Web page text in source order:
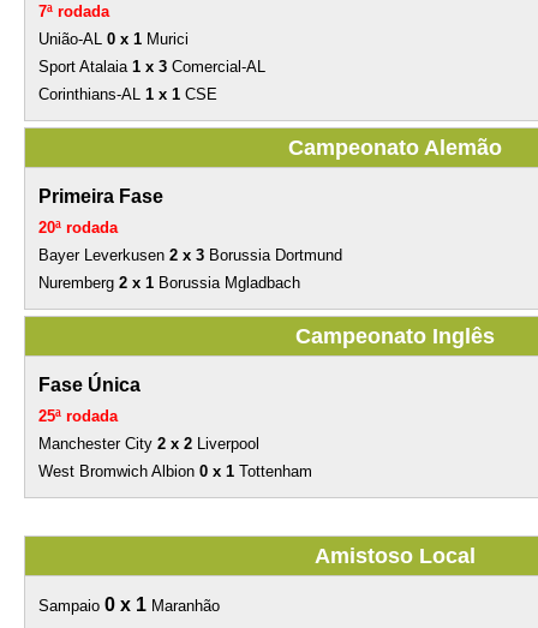
7ª rodada
União-AL
0 x 1Murici
Sport Atalaia 1 x 3Comercial-AL
Corinthians-AL 1 x 1CSE
Campeonato Alemão
Primeira Fase
20ª rodada
Bayer Leverkusen2 x 3 Borussia Dortmund
Nuremberg 2 x 1Borussia Mgladbach
Campeonato Inglês
Fase Única
25ª rodada
Manchester City 2 x 2 Liverpool
West Bromwich Albion 0 x 1Tottenham
Amistoso Local
Sampaio0 x 1 Maranhão